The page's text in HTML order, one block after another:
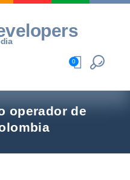
0
operador de